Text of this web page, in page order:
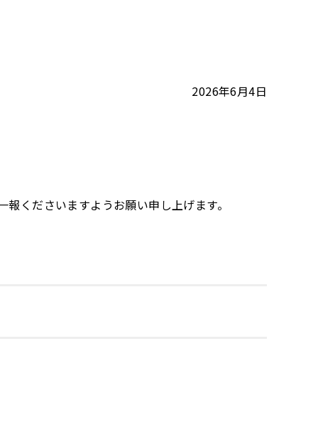
2026年6月4日
くださいますようお願い申し上げます。